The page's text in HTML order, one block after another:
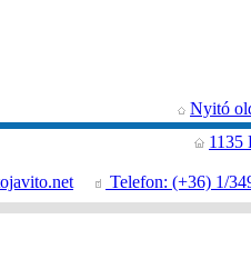
Nyitó
1135
Telefon: (+36) 1/